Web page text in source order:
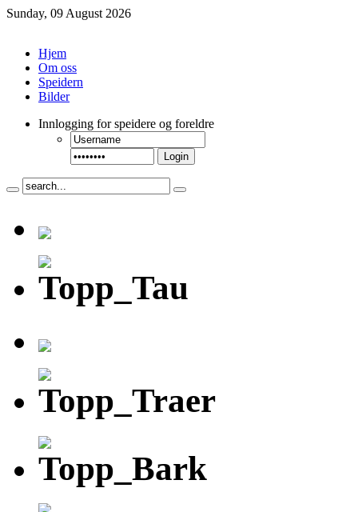
Sunday, 09 August 2026
Hjem
Om oss
Speidern
Bilder
Innlogging for speidere og foreldre
Login